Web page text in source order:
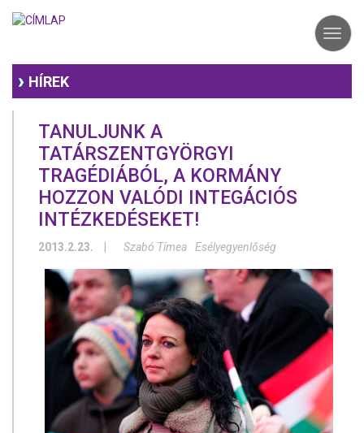
HÍREK
TANULJUNK A
TATÁRSZENTGYÖRGYI
TRAGÉDIÁBÓL, A KORMÁNY
HOZZON VALÓDI INTEGÁCIÓS
INTÉZKEDÉSEKET!
2013.2.23. Szabó Tímea Esélyegyenlőség